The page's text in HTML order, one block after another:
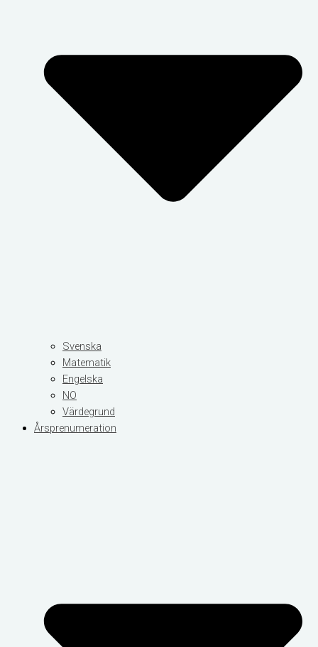
Svenska
Matematik
Engelska
NO
Värdegrund
Årsprenumeration